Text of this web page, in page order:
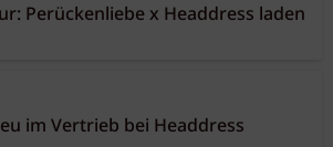
Perückenliebe x Headdress laden
im Vertrieb bei Headdress